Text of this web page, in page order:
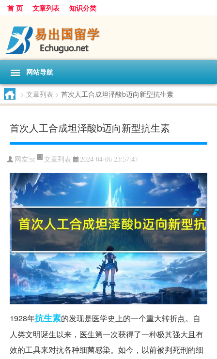
首 页 文章列表 知识分类
网站导航
> 文章列表 > 首次人工合成坦泽酸b迈向新型抗生素
首次人工合成坦泽酸b迈向新型抗生素
网友:sc 文章列表 2024-04-06 23:57:47
1928年抗生素的发现是医学史上的一个重大转折点。自
人类文明诞生以来，医生第一次获得了一种极其强大且有
效的工具来对抗各种细菌感染。如今，以前被判死刑的细